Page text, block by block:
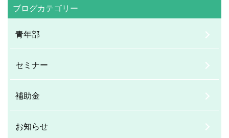
ブログカテゴリー
青年部
セミナー
補助金
お知らせ